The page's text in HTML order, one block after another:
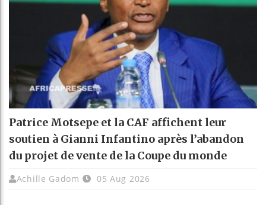
Patrice Motsepe et la CAF affichent leur
soutien à Gianni Infantino après l’abandon
du projet de vente de la Coupe du monde
Achille Gadom 05 Aug 2026